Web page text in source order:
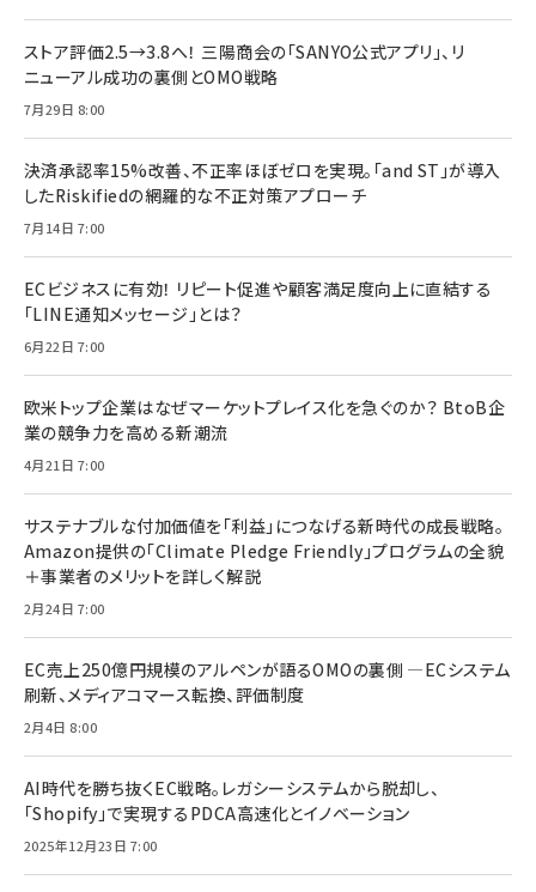
ストア評価2.5→3.8へ！ 三陽商会の「SANYO公式アプリ」、リ
ニューアル成功の裏側とOMO戦略
7月29日 8:00
決済承認率15%改善、不正率ほぼゼロを実現。「and ST」が導入
したRiskifiedの網羅的な不正対策アプローチ
7月14日 7:00
ECビジネスに有効！ リピート促進や顧客満足度向上に直結する
「LINE通知メッセージ」とは？
6月22日 7:00
欧米トップ企業はなぜマーケットプレイス化を急ぐのか？ BtoB企
業の競争力を高める新潮流
4月21日 7:00
サステナブルな付加価値を「利益」につなげる新時代の成長戦略。
Amazon提供の「Climate Pledge Friendly」プログラムの全貌
＋事業者のメリットを詳しく解説
2月24日 7:00
EC売上250億円規模のアルペンが語るOMOの裏側 ―ECシステム
刷新、メディアコマース転換、評価制度
2月4日 8:00
AI時代を勝ち抜くEC戦略。レガシーシステムから脱却し、
「Shopify」で実現するPDCA高速化とイノベーション
2025年12月23日 7:00